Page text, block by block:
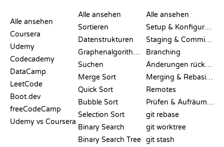
Alle ansehen
Coursera
Udemy
Codecademy
DataCamp
LeetCode
Boot.dev
freeCodeCamp
Udemy vs Coursera
Alle ansehen
Sortieren
Datenstrukturen
Graphenalgorithmen
Suchen
Merge Sort
Quick Sort
Bubble Sort
Selection Sort
Binary Search
Binary Search Tree
Alle ansehen
Setup & Konfiguration
Staging & Committing
Branching
Änderungen rückgängig machen
Merging & Rebasing
Remotes
Prüfen & Aufräumen
git rebase
git worktree
git stash